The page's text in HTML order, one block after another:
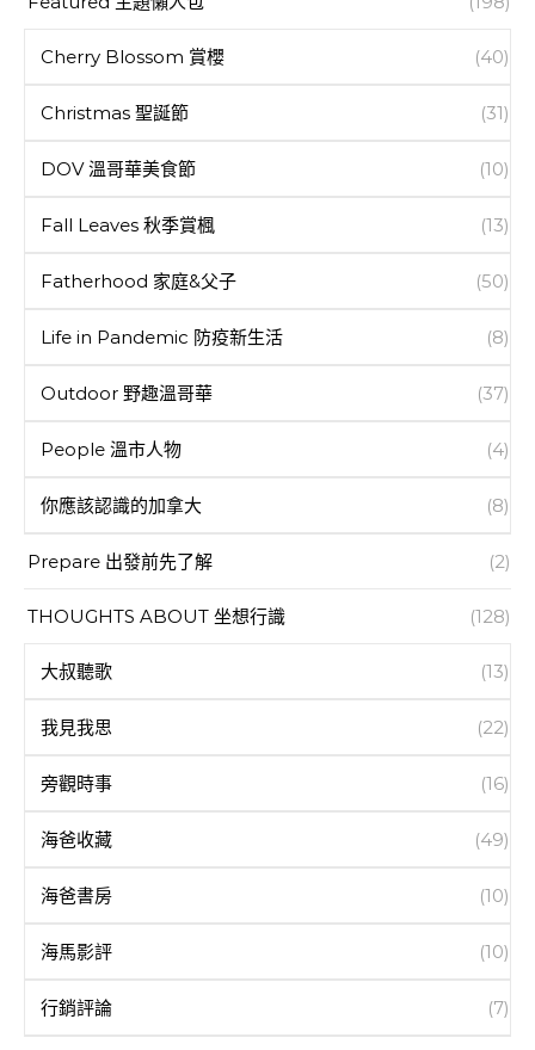
Cherry Blossom 賞櫻 (40)
Christmas 聖誕節 (31)
DOV 溫哥華美食節 (10)
Fall Leaves 秋季賞楓 (13)
Fatherhood 家庭&父子 (50)
Life in Pandemic 防疫新生活 (8)
Outdoor 野趣溫哥華 (37)
People 溫市人物 (4)
你應該認識的加拿大 (8)
Prepare 出發前先了解 (2)
THOUGHTS ABOUT 坐想行識 (128)
大叔聽歌 (13)
我見我思 (22)
旁觀時事 (16)
海爸收藏 (49)
海爸書房 (10)
海馬影評 (10)
行銷評論 (7)